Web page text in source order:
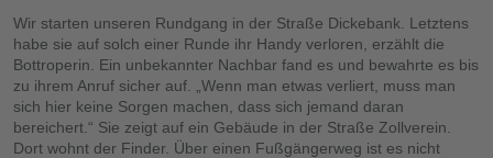
Wir starten unseren Rundgang in der Straße Dickebank. Letztens
habe sie auf solch einer Runde ihr Handy verloren, erzählt die
Bottroperin. Ein unbekannter Nachbar fand es und bewahrte es bis
zu ihrem Anruf sicher auf. „Wenn man etwas verliert, muss man
sich hier keine Sorgen machen, dass sich jemand daran
bereichert.“ Sie zeigt auf ein Gebäude in der Straße Zollverein.
Dort wohnt der Finder. Über einen Fußgängerweg ist es nicht